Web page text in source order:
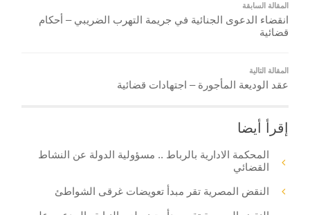
المقالة السابقة
انقضاء الدعوى الجنائية في جريمة التهرب الضريبي – أحكام
قضائية
المقالة التالية
عقد الوديعة المأجورة – اجتهادات قضائية
إقرأ أيضا
المحكمة الادارية بالرباط .. مسؤولية الدولة عن النشاط
القضائي
النقض المصرية تقر مبدأ تعويضات غرقى الشواطئ